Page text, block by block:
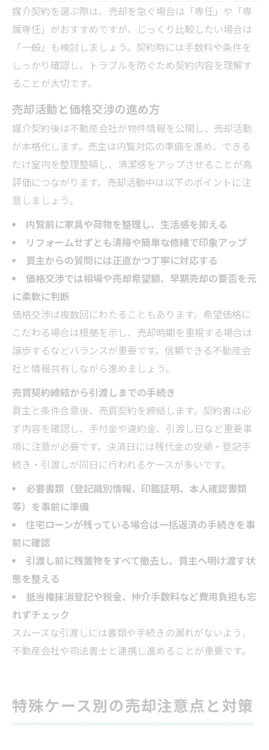
媒介契約を選ぶ際は、売却を急ぐ場合は「専任」や「専
属専任」がおすすめですが、じっくり比較したい場合は
「一般」も検討しましょう。契約時には手数料や条件を
しっかり確認し、トラブルを防ぐため契約内容を理解す
ることが大切です。
売却活動と価格交渉の進め方
媒介契約後は不動産会社が物件情報を公開し、売却活動
が本格化します。売主は内覧対応の準備を進め、できる
だけ室内を整理整頓し、清潔感をアップさせることが高
評価につながります。売却活動中は以下のポイントに注
意しましょう。
内覧前に家具や荷物を整理し、生活感を抑える
リフォームせずとも清掃や簡単な修繕で印象アップ
買主からの質問には正直かつ丁寧に対応する
価格交渉では相場や売却希望額、早期売却の要否を元
に柔軟に判断
価格交渉は複数回にわたることもあります。希望価格に
こだわる場合は根拠を示し、売却時期を重視する場合は
譲歩するなどバランスが重要です。信頼できる不動産会
社と情報共有しながら進めましょう。
売買契約締結から引渡しまでの手続き
買主と条件合意後、売買契約を締結します。契約書は必
ず内容を確認し、手付金や違約金、引渡し日など重要事
項に注意が必要です。決済日には残代金の受領・登記手
続き・引渡しが同日に行われるケースが多いです。
必要書類（登記識別情報、印鑑証明、本人確認書類
等）を事前に準備
住宅ローンが残っている場合は一括返済の手続きを事
前に確認
引渡し前に残置物をすべて撤去し、買主へ明け渡す状
態を整える
抵当権抹消登記や税金、仲介手数料など費用負担も忘
れずチェック
スムーズな引渡しには書類や手続きの漏れがないよう、
不動産会社や司法書士と連携し進めることが重要です。
特殊ケース別の売却注意点と対策